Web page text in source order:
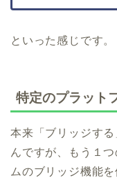
といった感じです。
特定のプラット
本来「ブリッジす
んですが、もう１
ムのブリッジ機能